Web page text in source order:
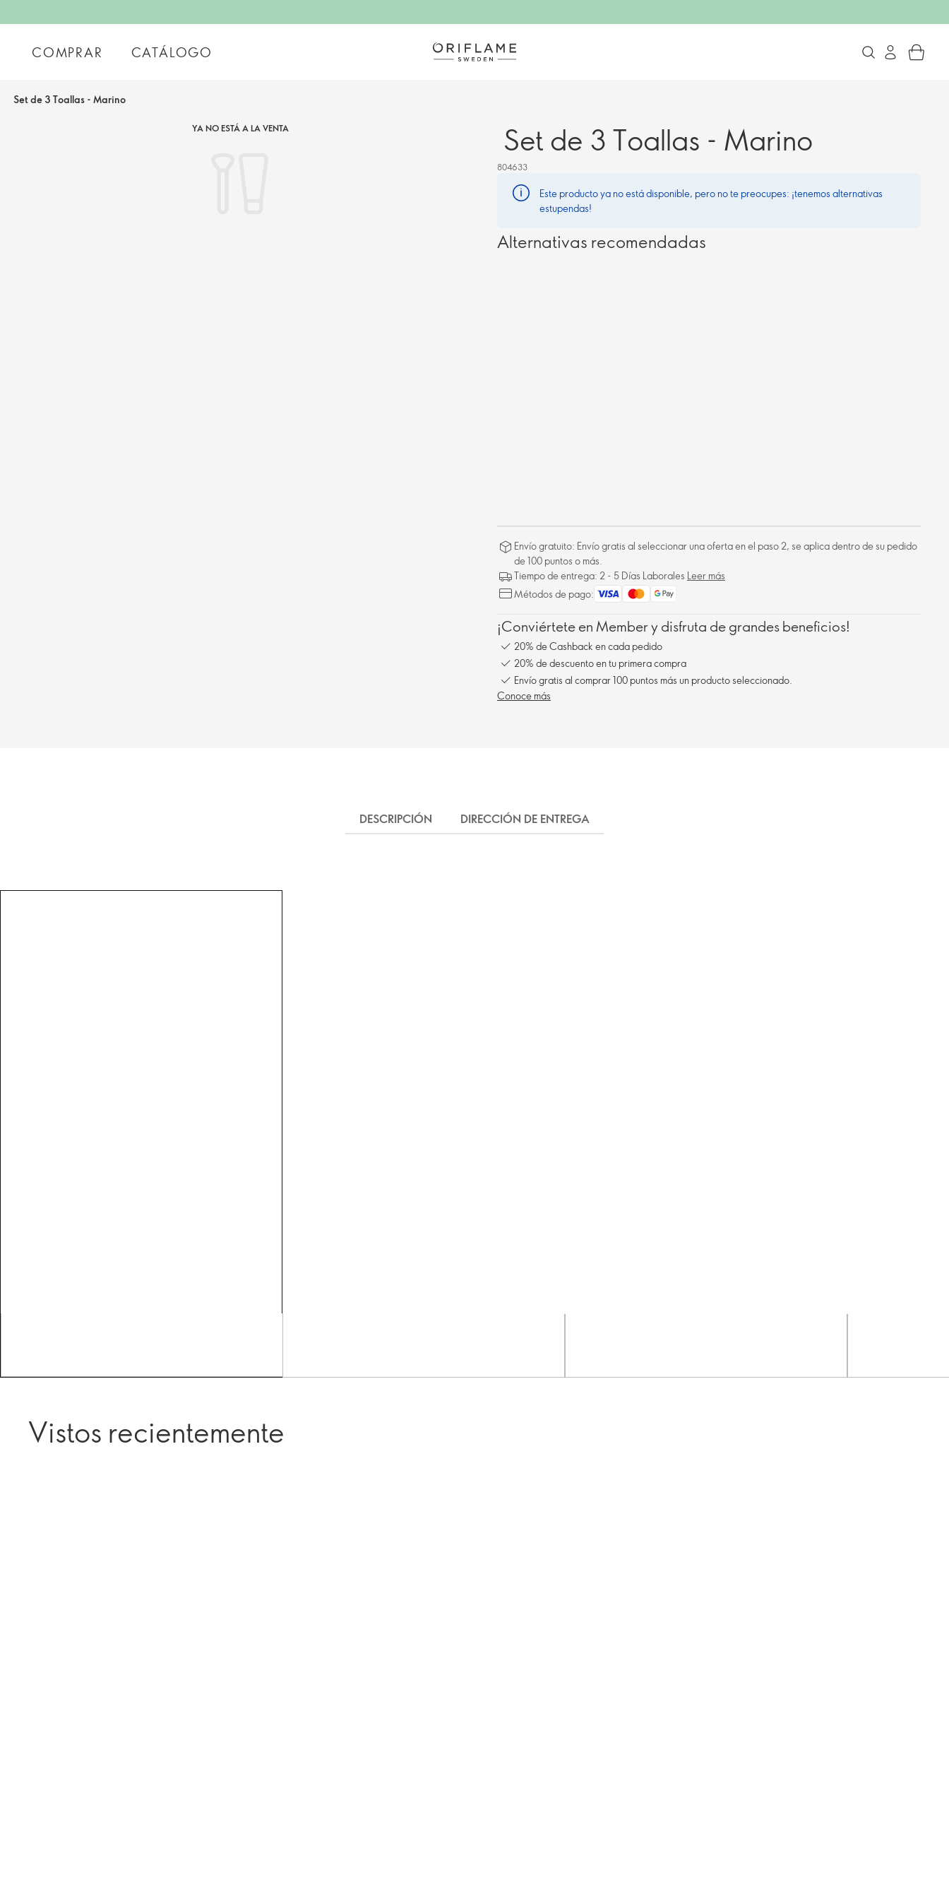
COMPRAR CATÁLOGO
Set de 3 Toallas - Marino
YA NO ESTÁ A LA VENTA Set de 3 Toallas - Marino
804633
Este producto ya no está disponible, pero no te preocupes: ¡tenemos alternativas
estupendas!
Alternativas recomendadas
Envío gratuito: Envío gratis al seleccionar una oferta en el paso 2, se aplica dentro de su pedido
de 100 puntos o más.
Tiempo de entrega: 2 - 5 Días Laborales Leer más
Métodos de pago:
¡Conviértete en Member y disfruta de grandes beneficios!
20% de Cashback en cada pedido
20% de descuento en tu primera compra
Envío gratis al comprar 100 puntos más un producto seleccionado.
Conoce más
DESCRIPCIÓN DIRECCIÓN DE ENTREGA
Vistos recientemente